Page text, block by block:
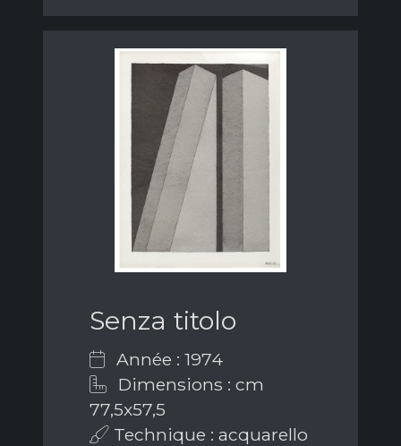
Senza titolo
Année : 1974
Dimensions : cm
77,5x57,5
Technique : acquarello